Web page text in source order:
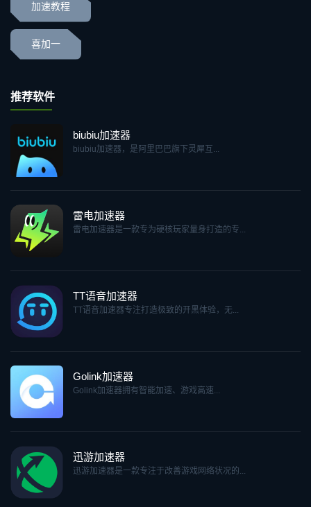
加速教程
喜加一
推荐软件
biubiu加速器
biubiu加速器，是阿里巴巴旗下灵犀互...
雷电加速器
雷电加速器是一款专为硬核玩家量身打造的专...
TT语音加速器
TT语音加速器专注打造极致的开黑体验，无...
Golink加速器
Golink加速器拥有智能加速、游戏高速...
迅游加速器
迅游加速器是一款专注于改善游戏网络状况的...